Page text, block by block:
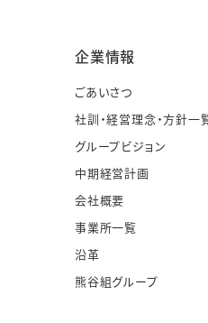
企業情報
ごあいさつ
社訓・経営理念・方針一
グループビジョン
中期経営計画
会社概要
事業所一覧
沿革
熊谷組グループ